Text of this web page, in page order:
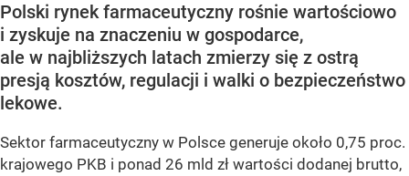
Polski rynek farmaceutyczny rośnie wartościowo
i zyskuje na znaczeniu w gospodarce,
ale w najbliższych latach zmierzy się z ostrą
presją kosztów, regulacji i walki o bezpieczeństwo
lekowe.
Sektor farmaceutyczny w Polsce generuje około 0,75 proc.
krajowego PKB i ponad 26 mld zł wartości dodanej brutto,